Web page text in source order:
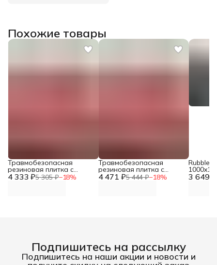
Похожие товары
4 333 ₽5 305 ₽−18%
Травмобезопасная
резиновая плитка с
встроенным скрытым 4 471 ₽5 444 ₽−18%
Травмобезопасная
резиновая плитка с
встроенным скрытым 3 649 ₽
Rubblex
Подпишитесь на рассылку
Подпишитесь на наши акции и новости и